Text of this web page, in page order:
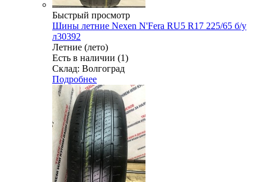
Быстрый просмотр
Шины летние Nexen N'Fera RU5 R17 225/65 б/у
л30392
Летние (лето)
Есть в наличии (1)
Склад: Волгоград
Подробнее